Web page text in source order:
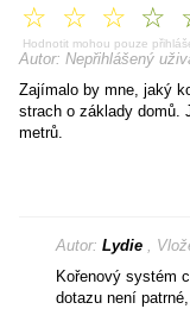
☆
☆
☆
☆
Hodnotit mohou pouze
Autor: Nepřihlášený
Zajímalo by mne, jaký
strach o základy domů.
metrů.
Autor: Lydie ,
Kořenový systém
dotazu není